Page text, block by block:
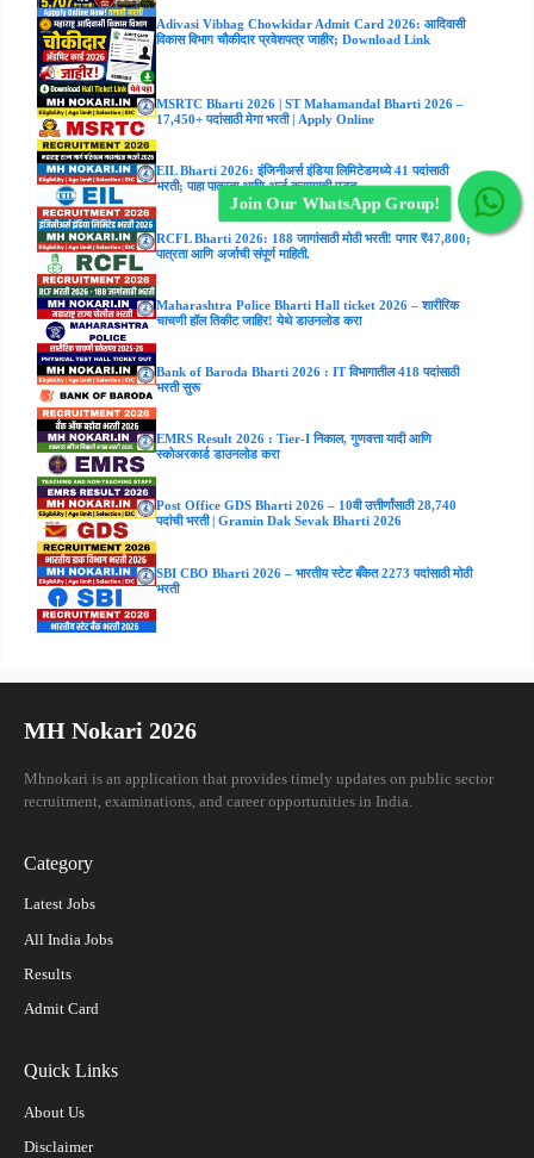
Adivasi Vibhag Chowkidar Admit Card 2026: आदिवासी
विकास विभाग चौकीदार प्रवेशपत्र जाहीर; Download Link
MSRTC Bharti 2026 | ST Mahamandal Bharti 2026 –
17,450+ पदांसाठी मेगा भरती | Apply Online
EIL Bharti 2026: इंजिनीअर्स इंडिया लिमिटेडमध्ये 41 पदांसाठी
भरती; पाहा पात्रता आणि अर्ज करण्याची पद्धत
RCFL Bharti 2026: 188 जागांसाठी मोठी भरती! पगार ₹47,800;
पात्रता आणि अर्जाची संपूर्ण माहिती.
Maharashtra Police Bharti Hall ticket 2026 – शारीरिक
चाचणी हॉल तिकीट जाहिर! येथे डाउनलोड करा
Bank of Baroda Bharti 2026 : IT विभागातील 418 पदांसाठी
भरती सुरू
EMRS Result 2026 : Tier-I निकाल, गुणवत्ता यादी आणि
स्कोअरकार्ड डाउनलोड करा
Post Office GDS Bharti 2026 – 10वी उत्तीर्णांसाठी 28,740
पदांची भरती | Gramin Dak Sevak Bharti 2026
SBI CBO Bharti 2026 – भारतीय स्टेट बँकेत 2273 पदांसाठी मोठी
भरती
MH Nokari 2026
Mhnokari is an application that provides timely updates on public sector
recruitment, examinations, and career opportunities in India.
Category
Latest Jobs
All India Jobs
Results
Admit Card
Quick Links
About Us
Disclaimer
Join Our WhatsApp Group!